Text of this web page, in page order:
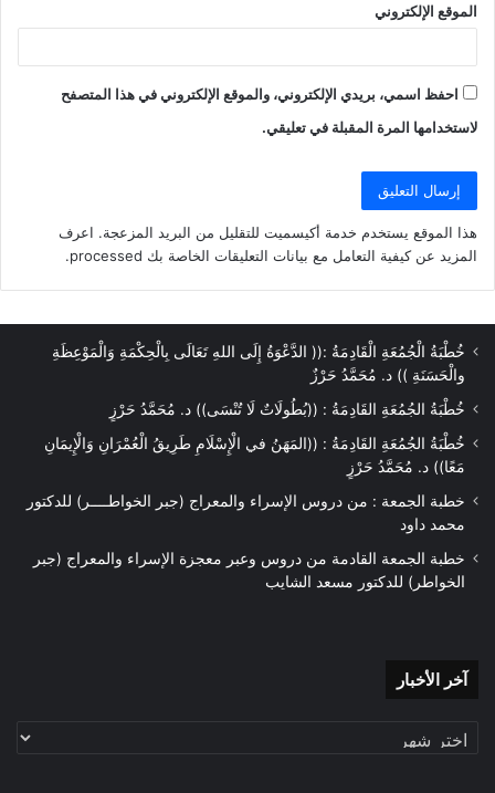
الموقع الإلكتروني
احفظ اسمي، بريدي الإلكتروني، والموقع الإلكتروني في هذا المتصفح
لاستخدامها المرة المقبلة في تعليقي.
هذا الموقع يستخدم خدمة أكيسميت للتقليل من البريد المزعجة. اعرف
المزيد عن كيفية التعامل مع بيانات التعليقات الخاصة بك processed
.
خُطْبَةُ الْجُمُعَةِ الْقَادِمَةُ :(( الدَّعْوَةُ إِلَى اللهِ تَعَالَى بِالْحِكْمَةِ وَالْمَوْعِظَةِ
والْحَسَنَةِ )) د. مُحَمَّدُ حَرْزٌ
خُطْبَةُ الجُمُعَةِ القَادِمَةُ : ((بُطُولَاتٌ لَا تُنْسَى)) د. مُحَمَّدُ حَرْزٍ
خُطْبَةُ الجُمُعَةِ القَادِمَةُ : ((المَهَنُ في الْإِسْلَامِ طَرِيقُ الْعُمْرَانِ وَالْإِيمَانِ
مَعًا)) د. مُحَمَّدُ حَرْزٍ
خطبة الجمعة : من دروس الإسراء والمعراج (جبر الخواطــــر) للدكتور
محمد داود
خطبة الجمعة القادمة من دروس وعبر معجزة الإسراء والمعراج (جبر
الخواطر) للدكتور مسعد الشايب
آخر الأخبار